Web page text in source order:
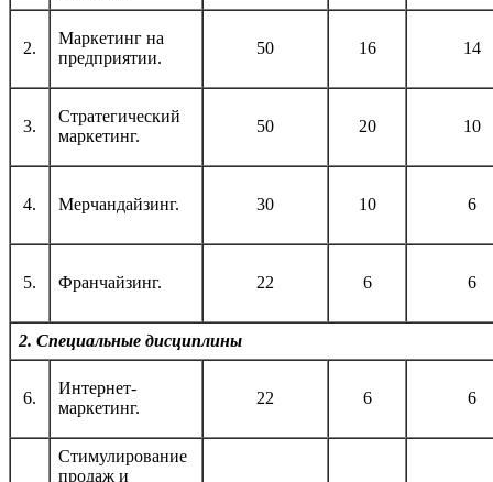
2.
Маркетинг на
предприятии.
50 16 14
3.
Стратегический
маркетинг.
50 20 10
4. Мерчандайзинг. 30 10 6
5. Франчайзинг. 22 6 6
2. Специальные дисциплины
6.
Интернет-
маркетинг.
22 6 6
Стимулирование
продаж и